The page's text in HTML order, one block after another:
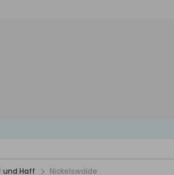
und Haff Nickelswalde